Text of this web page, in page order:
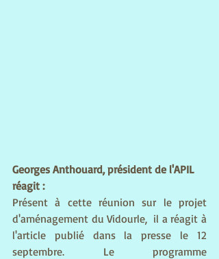
Georges Anthouard, président de l'APIL
réagit :
Présent à cette réunion sur le projet
d'aménagement du Vidourle,  il a réagit à
l'article publié dans la presse le 12
septembre. Le programme